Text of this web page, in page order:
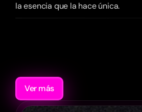
la esencia que la hace única.
Recomendaciones
Ver más